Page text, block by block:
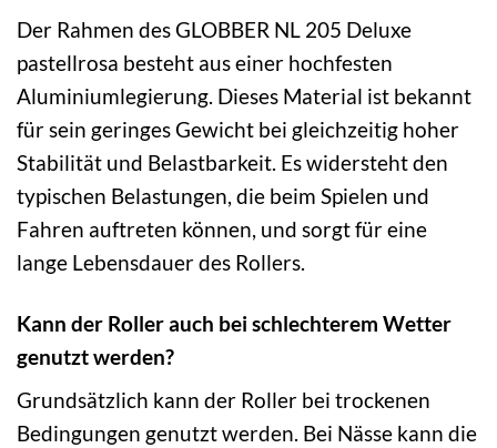
Der Rahmen des GLOBBER NL 205 Deluxe
pastellrosa besteht aus einer hochfesten
Aluminiumlegierung. Dieses Material ist bekannt
für sein geringes Gewicht bei gleichzeitig hoher
Stabilität und Belastbarkeit. Es widersteht den
typischen Belastungen, die beim Spielen und
Fahren auftreten können, und sorgt für eine
lange Lebensdauer des Rollers.
Kann der Roller auch bei schlechterem Wetter
genutzt werden?
Grundsätzlich kann der Roller bei trockenen
Bedingungen genutzt werden. Bei Nässe kann die